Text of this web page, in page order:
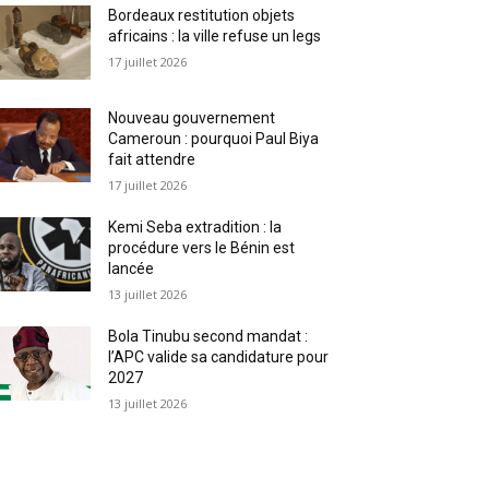
Bordeaux restitution objets
africains : la ville refuse un legs
17 juillet 2026
Nouveau gouvernement
Cameroun : pourquoi Paul Biya
fait attendre
17 juillet 2026
Kemi Seba extradition : la
procédure vers le Bénin est
lancée
13 juillet 2026
Bola Tinubu second mandat :
l’APC valide sa candidature pour
2027
13 juillet 2026